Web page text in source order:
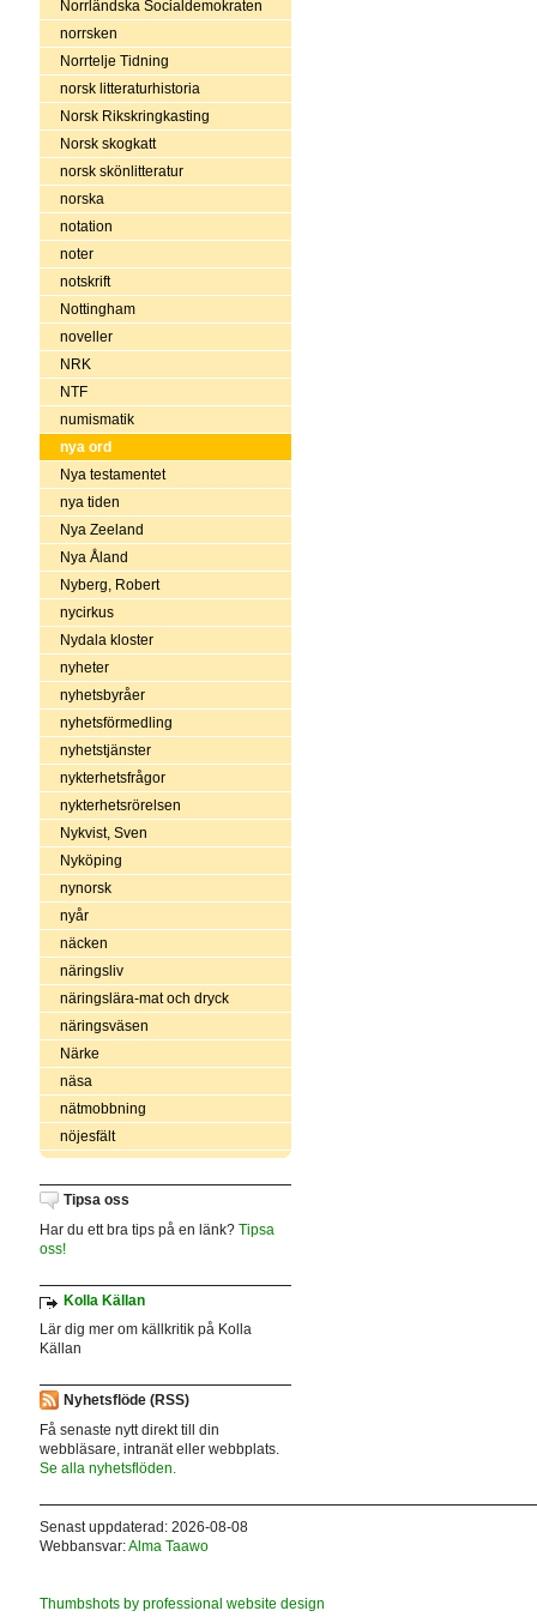
Norrländska Socialdemokraten
norrsken
Norrtelje Tidning
norsk litteraturhistoria
Norsk Rikskringkasting
Norsk skogkatt
norsk skönlitteratur
norska
notation
noter
notskrift
Nottingham
noveller
NRK
NTF
numismatik
nya ord
Nya testamentet
nya tiden
Nya Zeeland
Nya Åland
Nyberg, Robert
nycirkus
Nydala kloster
nyheter
nyhetsbyråer
nyhetsförmedling
nyhetstjänster
nykterhetsfrågor
nykterhetsrörelsen
Nykvist, Sven
Nyköping
nynorsk
nyår
näcken
näringsliv
näringslära-mat och dryck
näringsväsen
Närke
näsa
nätmobbning
nöjesfält
Tipsa oss
Har du ett bra tips på en länk? Tipsa
oss!
Kolla Källan
Lär dig mer om källkritik på Kolla
Källan
Nyhetsflöde (RSS)
Få senaste nytt direkt till din
webbläsare, intranät eller webbplats.
Se alla nyhetsflöden.
Senast uppdaterad: 2026-08-08
Webbansvar:Alma Taawo
Thumbshots by professional website design